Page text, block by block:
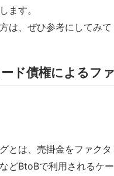
ます。
は、ぜひ参考にしてみて
ド債権によるフ
とは、売掛金をファク
どBtoBで利用されるケ